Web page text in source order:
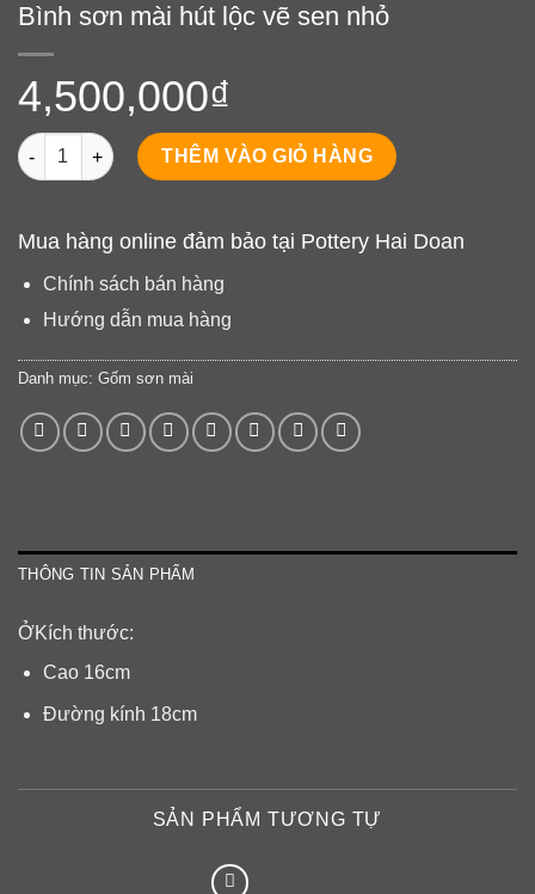
Bình sơn mài hút lộc vẽ sen nhỏ
4,500,000₫
Bình sơn mài hút lộc vẽ sen nhỏ số lượng
THÊM VÀO GIỎ HÀNG
Mua hàng online đảm bảo tại Pottery Hai Doan
Chính sách bán hàng
Hướng dẫn mua hàng
Danh mục: Gốm sơn mài
THÔNG TIN SẢN PHẨM
ỞKích thước:
Cao 16cm
Đường kính 18cm
SẢN PHẨM TƯƠNG TỰ